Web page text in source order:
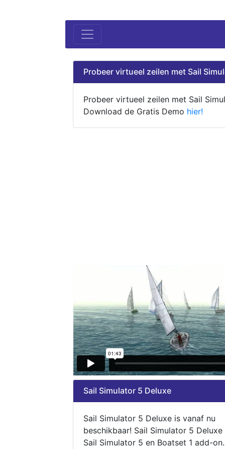
Probeer virtueel zeilen met Sail
Probeer virtueel zeilen met Sail
Download de Gratis Demo hier!
Sail Simulator 5 Deluxe
Sail Simulator 5 Deluxe is vanaf nu
beschikbaar! Sail Simulator 5
Sail Simulator 5 en Boatset 1 add-on.